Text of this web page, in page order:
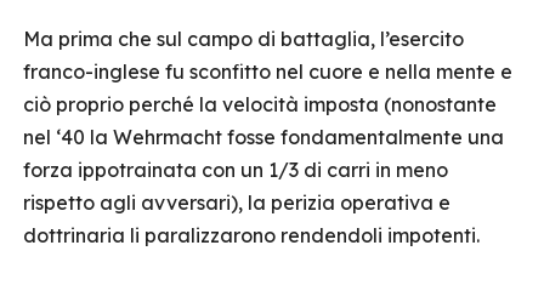
Ma prima che sul campo di battaglia, l’esercito
franco-inglese fu sconfitto nel cuore e nella mente e
ciò proprio perché la velocità imposta (nonostante
nel ‘40 la Wehrmacht fosse fondamentalmente una
forza ippotrainata con un 1/3 di carri in meno
rispetto agli avversari), la perizia operativa e
dottrinaria li paralizzarono rendendoli impotenti.